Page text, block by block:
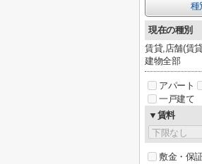
種
現在の種別
賃貸,店舗(賃
建物全部
アパート
一戸建て
▼賃料
敷金・保